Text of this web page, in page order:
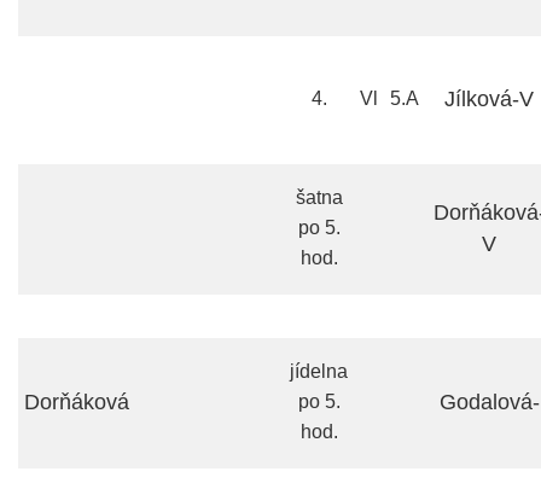
4. Vl 5.A Jílková-V
šatna
po 5.
hod.
V
Dorňáková
jídelna
po 5.
hod.
Godalová-